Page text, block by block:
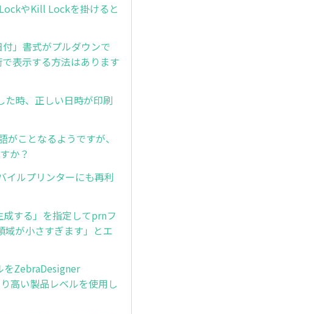
やKill Lockを掛けると
」書式がプルダウンで
表示する方法はあります
た時、正しい日時が印刷
ことなるようですが、
か？
イルプリンターにも再利
する」を指定してprnフ
域が小さすぎます」とエ
ZebraDesigner
高い製品レベルを使用し